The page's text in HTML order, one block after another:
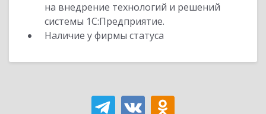
на внедрение технологий и решений
системы 1С:Предприятие.
Наличие у фирмы статуса